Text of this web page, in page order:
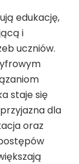
edukację,
i
uczniów.
staje się
dla
oraz